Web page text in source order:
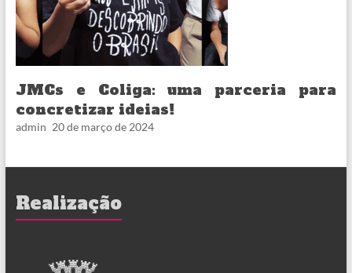
JMCs e Coliga: uma parceria para
concretizar ideias!
admin 20 de março de 2024
Realização